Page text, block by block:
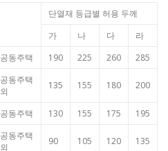
단열재 등급별 허용 두께
가
나 다 라
공동주택 190 225 260
285
공동주택
외
135 155 180 200
공동주택 130 155 175
195
공동주택
외
90 105 120 135